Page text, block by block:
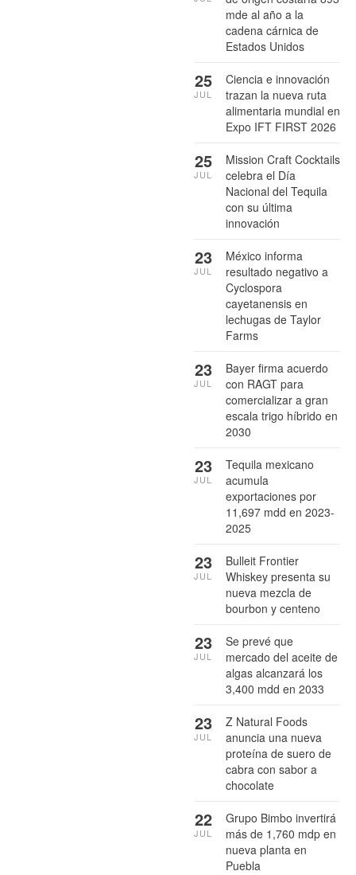
mde al año a la
cadena cárnica de
Estados Unidos
Ciencia e innovación
trazan la nueva ruta
alimentaria mundial en
Expo IFT FIRST 2026
25
JUL
Mission Craft Cocktails
celebra el Día
Nacional del Tequila
con su última
innovación
25
JUL
México informa
resultado negativo a
Cyclospora
cayetanensis en
lechugas de Taylor
Farms
23
JUL
Bayer firma acuerdo
con RAGT para
comercializar a gran
escala trigo híbrido en
2030
23
JUL
Tequila mexicano
acumula
exportaciones por
11,697 mdd en 2023-
2025
23
JUL
Bulleit Frontier
Whiskey presenta su
nueva mezcla de
bourbon y centeno
23
JUL
Se prevé que
mercado del aceite de
algas alcanzará los
3,400 mdd en 2033
23
JUL
Z Natural Foods
anuncia una nueva
proteína de suero de
cabra con sabor a
chocolate
23
JUL
Grupo Bimbo invertirá
más de 1,760 mdp en
nueva planta en
Puebla
22
JUL